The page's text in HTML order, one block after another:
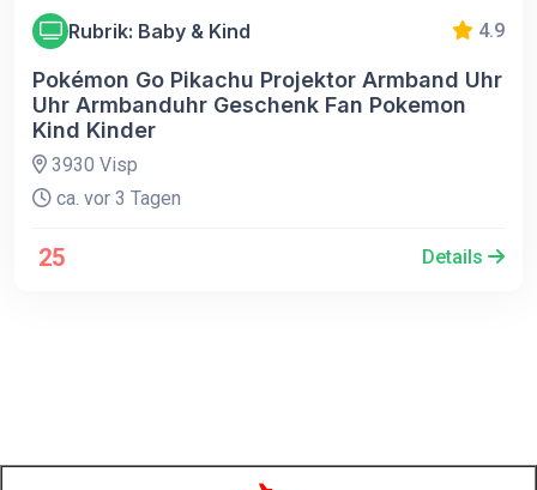
Rubrik: Baby & Kind 4.9
Pokémon Go Pikachu Projektor Armband Uhr
Uhr Armbanduhr Geschenk Fan Pokemon
Kind Kinder
3930 Visp
ca. vor 3 Tagen
25 Details